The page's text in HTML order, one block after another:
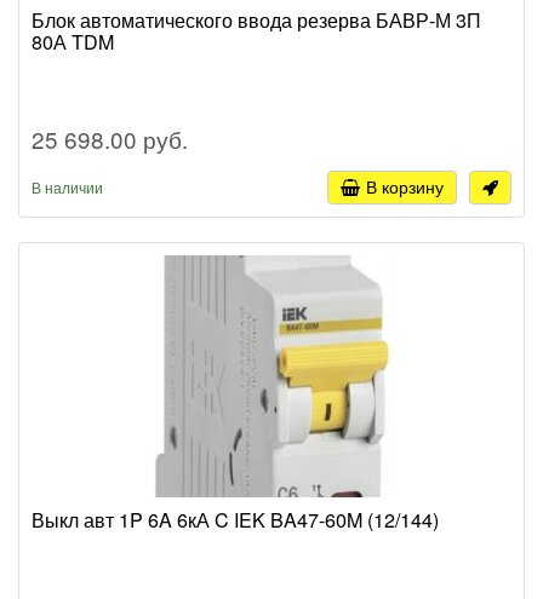
Блок автоматического ввода резерва БАВР-М 3П
80А TDM
25 698.00 руб.
В наличии В корзину
Выкл авт 1P 6A 6кА C IEK BA47-60M (12/144)